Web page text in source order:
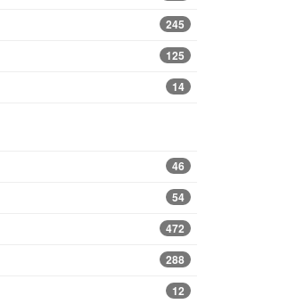
245
125
14
46
54
472
288
12